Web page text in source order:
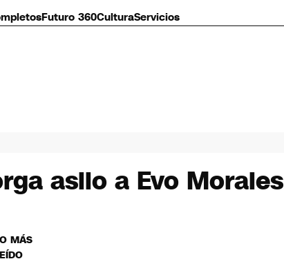
Futuro 360CulturaServicios
asilo a Evo Morales
MÁS